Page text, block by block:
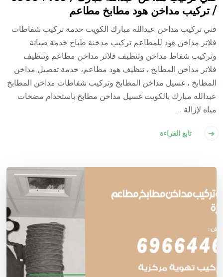
/ تركيب مداخن هود مطابخ مطاعم
فني تركيب مداخن عبدالله مبارك الكويت خدمة تركيب شفاطات
فلاتر مداخن هود للمطاعم تركيب مدخنة طباخ خدمة صيانة
وتركيب شفاط مداخن وتنظيف فلاتر مداخن مطاعم وتنظيف
فلاتر مداخن المطابخ ، تنظيف هود مطاعم، خدمة تفصيل مداخن
المطابخ ، غسيل مداخن المطابخ وتركيب شفاطات مداخن المطابخ
عبدالله مبارك بالكويت غسيل مداخن مطابخ باستخدام مضخات
مياه لإزالة …
تابع القراءة